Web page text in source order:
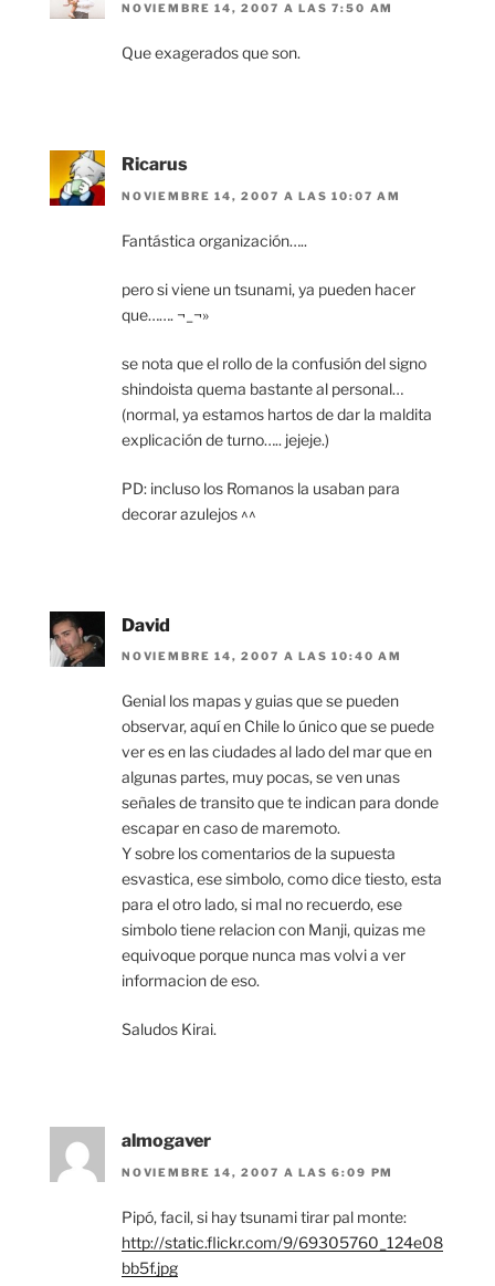
NOVIEMBRE 14, 2007 A LAS 7:50 AM
Que exagerados que son.
Ricarus
NOVIEMBRE 14, 2007 A LAS 10:07 AM
Fantástica organización…..
pero si viene un tsunami, ya pueden hacer
que……. ¬_¬»
se nota que el rollo de la confusión del signo
shindoista quema bastante al personal…
(normal, ya estamos hartos de dar la maldita
explicación de turno….. jejeje.)
PD: incluso los Romanos la usaban para
decorar azulejos ^^
David
NOVIEMBRE 14, 2007 A LAS 10:40 AM
Genial los mapas y guias que se pueden
observar, aquí en Chile lo único que se puede
ver es en las ciudades al lado del mar que en
algunas partes, muy pocas, se ven unas
señales de transito que te indican para donde
escapar en caso de maremoto.
Y sobre los comentarios de la supuesta
esvastica, ese simbolo, como dice tiesto, esta
para el otro lado, si mal no recuerdo, ese
simbolo tiene relacion con Manji, quizas me
equivoque porque nunca mas volvi a ver
informacion de eso.
Saludos Kirai.
almogaver
NOVIEMBRE 14, 2007 A LAS 6:09 PM
Pipó, facil, si hay tsunami tirar pal monte:
http://static.flickr.com/9/69305760_124e08
bb5f.jpg